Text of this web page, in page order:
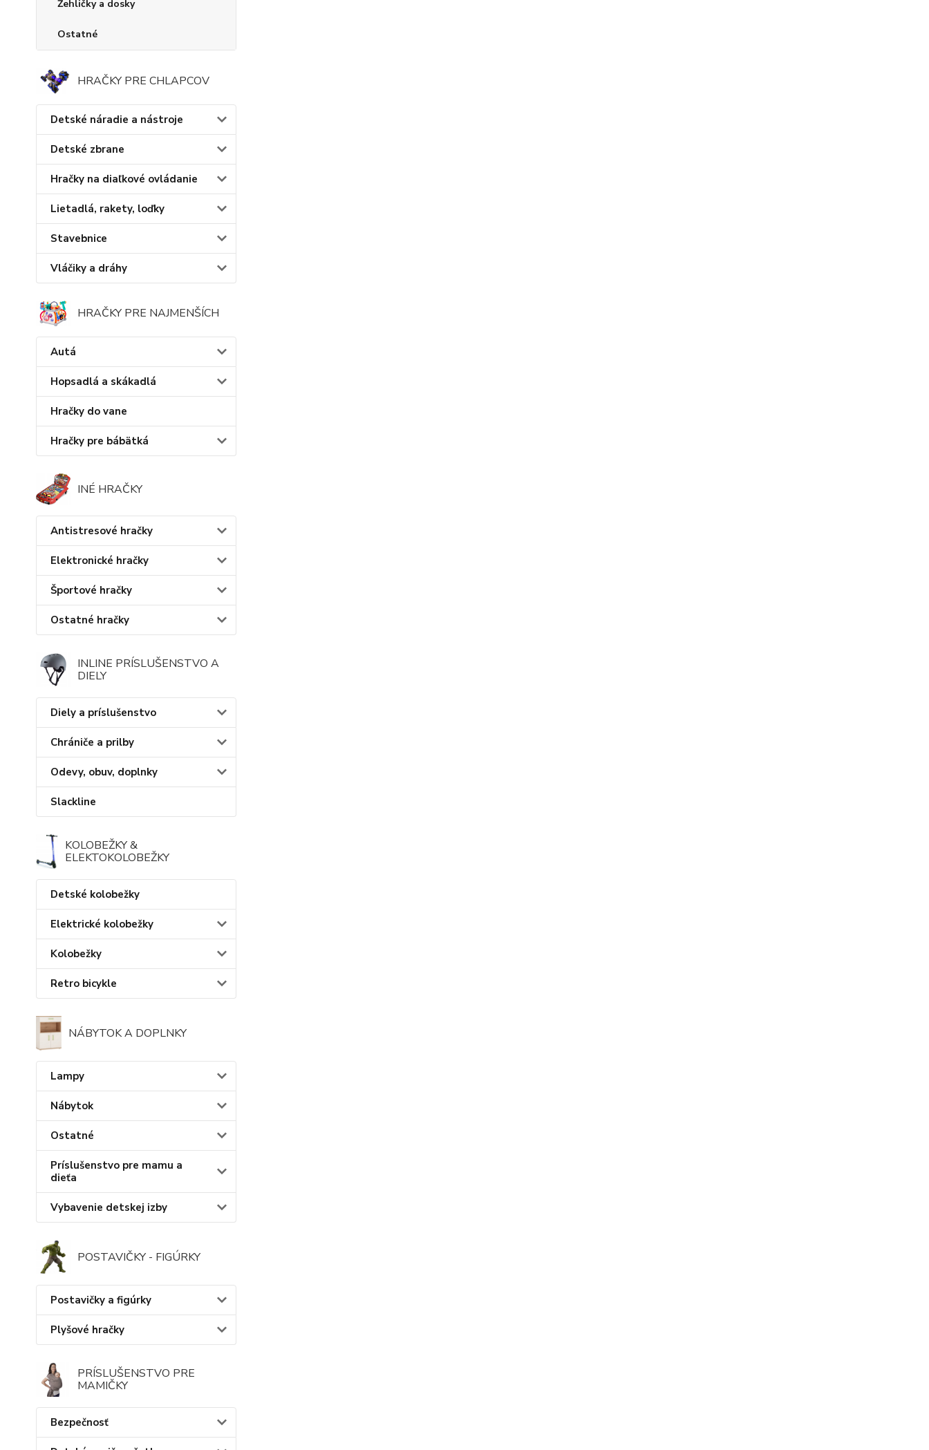
Žehličky a dosky
Ostatné
HRAČKY PRE CHLAPCOV
Detské náradie a nástroje
Detské zbrane
Hračky na diaľkové ovládanie
Lietadlá, rakety, loďky
Stavebnice
Vláčiky a dráhy
HRAČKY PRE NAJMENŠÍCH
Autá
Hopsadlá a skákadlá
Hračky do vane
Hračky pre bábätká
INÉ HRAČKY
Antistresové hračky
Elektronické hračky
Športové hračky
Ostatné hračky
INLINE PRÍSLUŠENSTVO A
DIELY
Diely a príslušenstvo
Chrániče a prilby
Odevy, obuv, doplnky
Slackline
KOLOBEŽKY &
ELEKTOKOLOBEŽKY
Detské kolobežky
Elektrické kolobežky
Kolobežky
Retro bicykle
NÁBYTOK A DOPLNKY
Lampy
Nábytok
Ostatné
Príslušenstvo pre mamu a
dieťa
Vybavenie detskej izby
POSTAVIČKY - FIGÚRKY
Postavičky a figúrky
Plyšové hračky
PRÍSLUŠENSTVO PRE
MAMIČKY
Bezpečnosť